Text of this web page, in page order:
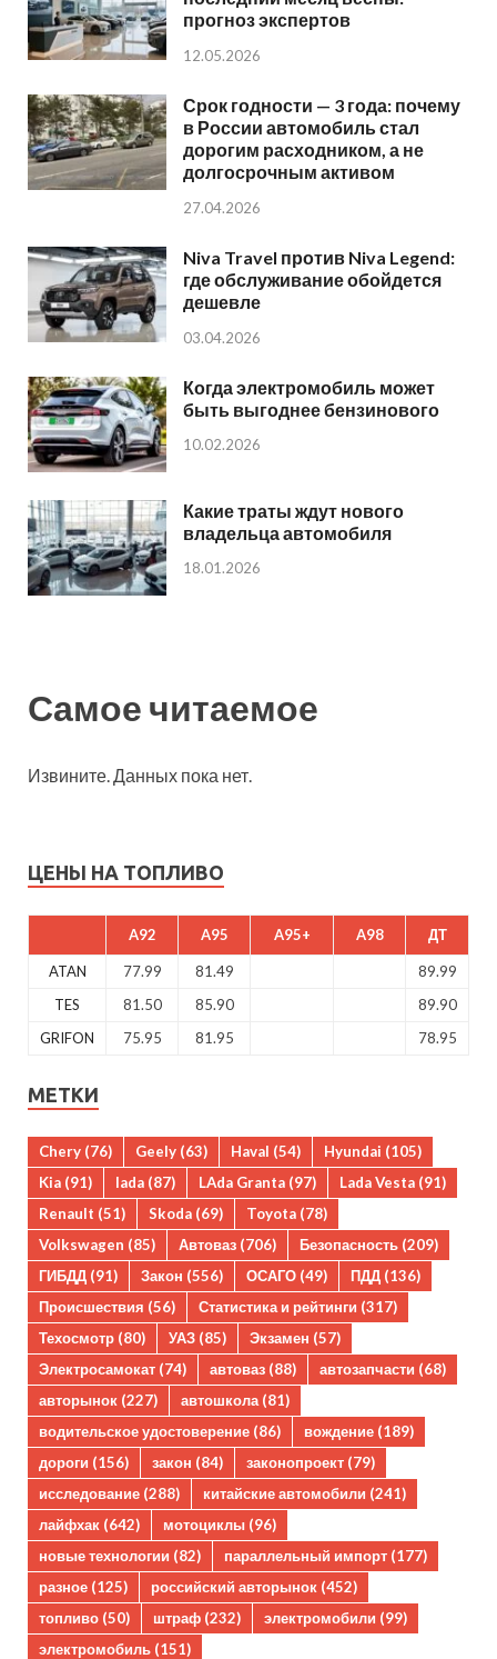
прогноз экспертов
12.05.2026
Срок годности — 3 года: почему
в России автомобиль стал
дорогим расходником, а не
долгосрочным активом
27.04.2026
Niva Travel против Niva Legend:
где обслуживание обойдется
дешевле
03.04.2026
Когда электромобиль может
быть выгоднее бензинового
10.02.2026
Какие траты ждут нового
владельца автомобиля
18.01.2026
Самое читаемое
Извините. Данных пока нет.
ЦЕНЫ НА ТОПЛИВО
A92 A95 A95+ A98 ДТ
ATAN 77.99 81.49
89.99
TES
81.50 85.90
89.90
GRIFON
75.95 81.95 78.95
МЕТКИ
Chery (76) Geely (63) Haval (54) Hyundai (105)
Kia (91) lada (87) LAda Granta (97) Lada Vesta (91)
Renault (51) Skoda (69) Toyota (78)
Volkswagen (85) Автоваз (706) Безопасность (209)
ГИБДД (91) Закон (556) ОСАГО (49) ПДД (136)
Происшествия (56) Статистика и рейтинги (317)
Техосмотр (80) УАЗ (85) Экзамен (57)
Электросамокат (74) автоваз (88) автозапчасти (68)
авторынок (227) автошкола (81)
водительское удостоверение (86) вождение (189)
дороги (156) закон (84) законопроект (79)
исследование (288) китайские автомобили (241)
лайфхак (642) мотоциклы (96)
новые технологии (82) параллельный импорт (177)
разное (125) российский авторынок (452)
топливо (50) штраф (232) электромобили (99)
электромобиль (151)